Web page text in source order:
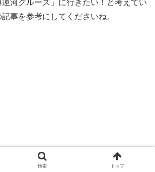
河クルーズ」に行きたい！と考えてい
事を参考にしてくださいね。
検索 トップ